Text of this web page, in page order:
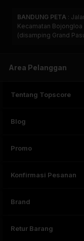
BANDUNG PETA:
Kecamatan
(disamping Grand
Area Pelanggan
Tentang Topscore
Blog
Promo
Konfirmasi Pesanan
Brand
Retur Barang